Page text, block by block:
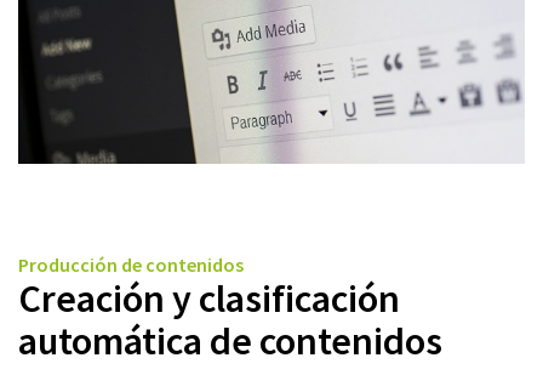
Producción de contenidos
Creación y clasificación
automática de contenidos